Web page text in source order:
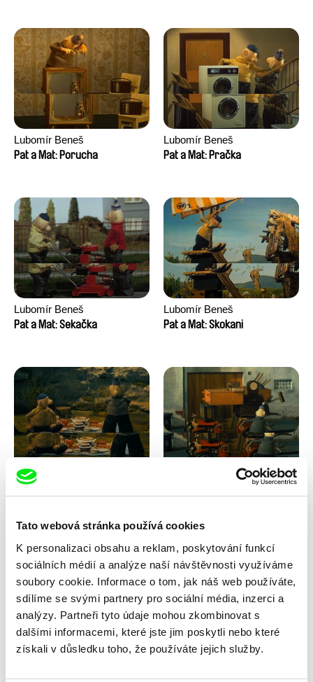
Tato webová stránka používá cookies
K personalizaci obsahu a reklam, poskytování funkcí
sociálních médií a analýze naší návštěvnosti využíváme
soubory cookie. Informace o tom, jak náš web používáte,
sdílíme se svými partnery pro sociální média, inzerci a
analýzy. Partneři tyto údaje mohou zkombinovat s
dalšími informacemi, které jste jim poskytli nebo které
získali v důsledku toho, že používáte jejich služby.
Lubomír Beneš
Pat a Mat: Porucha
Lubomír Beneš
Pat a Mat: Pračka
Lubomír Beneš
Pat a Mat: Sekačka
Lubomír Beneš
Pat a Mat: Skokani
Lubomír Beneš
Pat a Mat: Snídaně v trávě
Pat a Mat: Stěhování
Lubomír Beneš
Lubomír Beneš